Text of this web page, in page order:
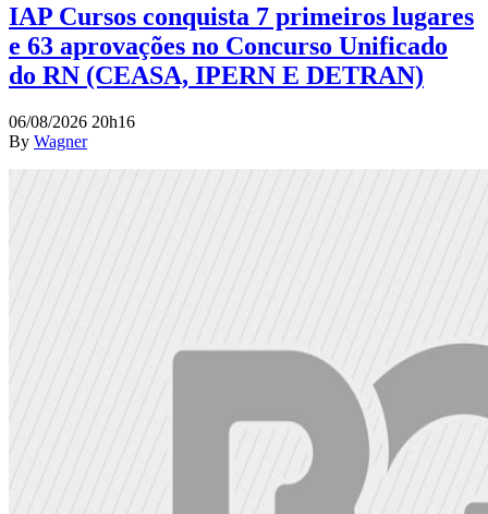
IAP Cursos conquista 7 primeiros lugares
e 63 aprovações no Concurso Unificado
do RN (CEASA, IPERN E DETRAN)
06/08/2026 20h16
By Wagner